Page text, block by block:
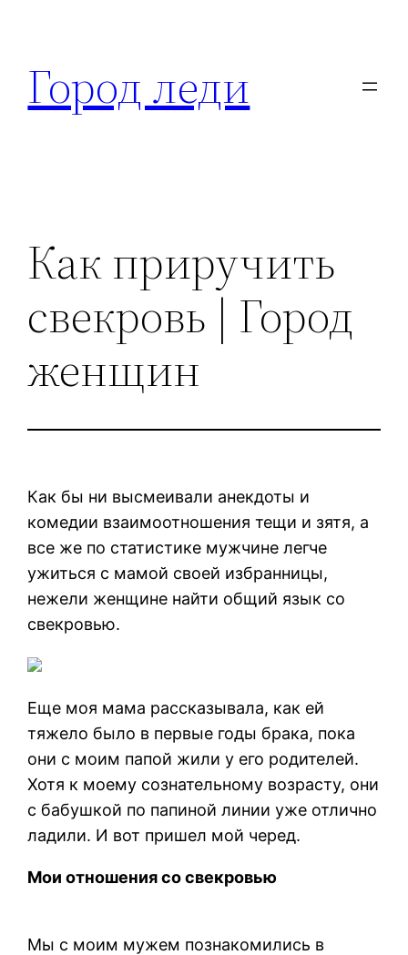
содержимому
Город леди
Как приручить
свекровь | Город
женщин
Как бы ни высмеивали анекдоты и
комедии взаимоотношения тещи и зятя, а
все же по статистике мужчине легче
ужиться с мамой своей избранницы,
нежели женщине найти общий язык со
свекровью.
Еще моя мама рассказывала, как ей
тяжело было в первые годы брака, пока
они с моим папой жили у его родителей.
Хотя к моему сознательному возрасту, они
с бабушкой по папиной линии уже отлично
ладили. И вот пришел мой черед.
Мои отношения со свекровью
Мы с моим мужем познакомились в